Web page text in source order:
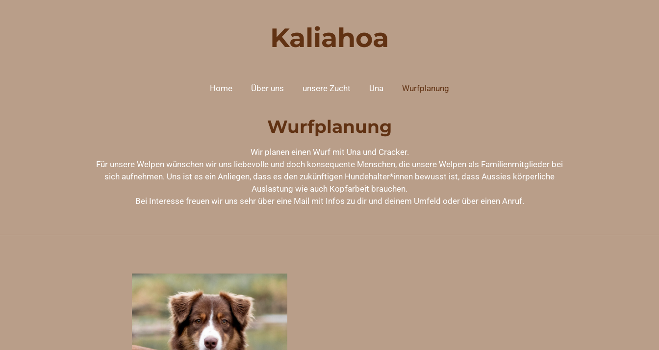
Kaliahoa
Home Über uns unsere Zucht Una Wurfplanung
Wurfplanung
Wir planen einen Wurf mit Una und Cracker.
Für unsere Welpen wünschen wir uns liebevolle und doch konsequente Menschen, die unsere Welpen als Familienmitglieder bei
sich aufnehmen. Uns ist es ein Anliegen, dass es den zukünftigen Hundehalter*innen bewusst ist, dass Aussies körperliche
Auslastung wie auch Kopfarbeit brauchen.
Bei Interesse freuen wir uns sehr über eine Mail mit Infos zu dir und deinem Umfeld oder über einen Anruf.